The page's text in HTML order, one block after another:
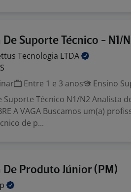
Suporte Técnico - N1/
Tecnologia LTDA
Entre 1 e 3 anos Ensino
Suporte Técnico N1/N2 Analista
A VAGA Buscamos um(a)
de p...
De Produto Júnior (PM)